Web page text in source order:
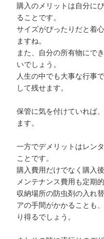
購入のメリットは自分に
ることです。
サイズがぴったりだと着
ますね。
また、自分の所有物にで
いでしょう。
人生の中でも大事な行事
して残せます。
保管に気を付けていれば
ます。
一方でデメリットはレン
ことです。
購入費用だけでなく購入
メンテナンス費用も定期
収納場所の防虫剤の入れ
アの手間がかかることも
り得るでしょう。